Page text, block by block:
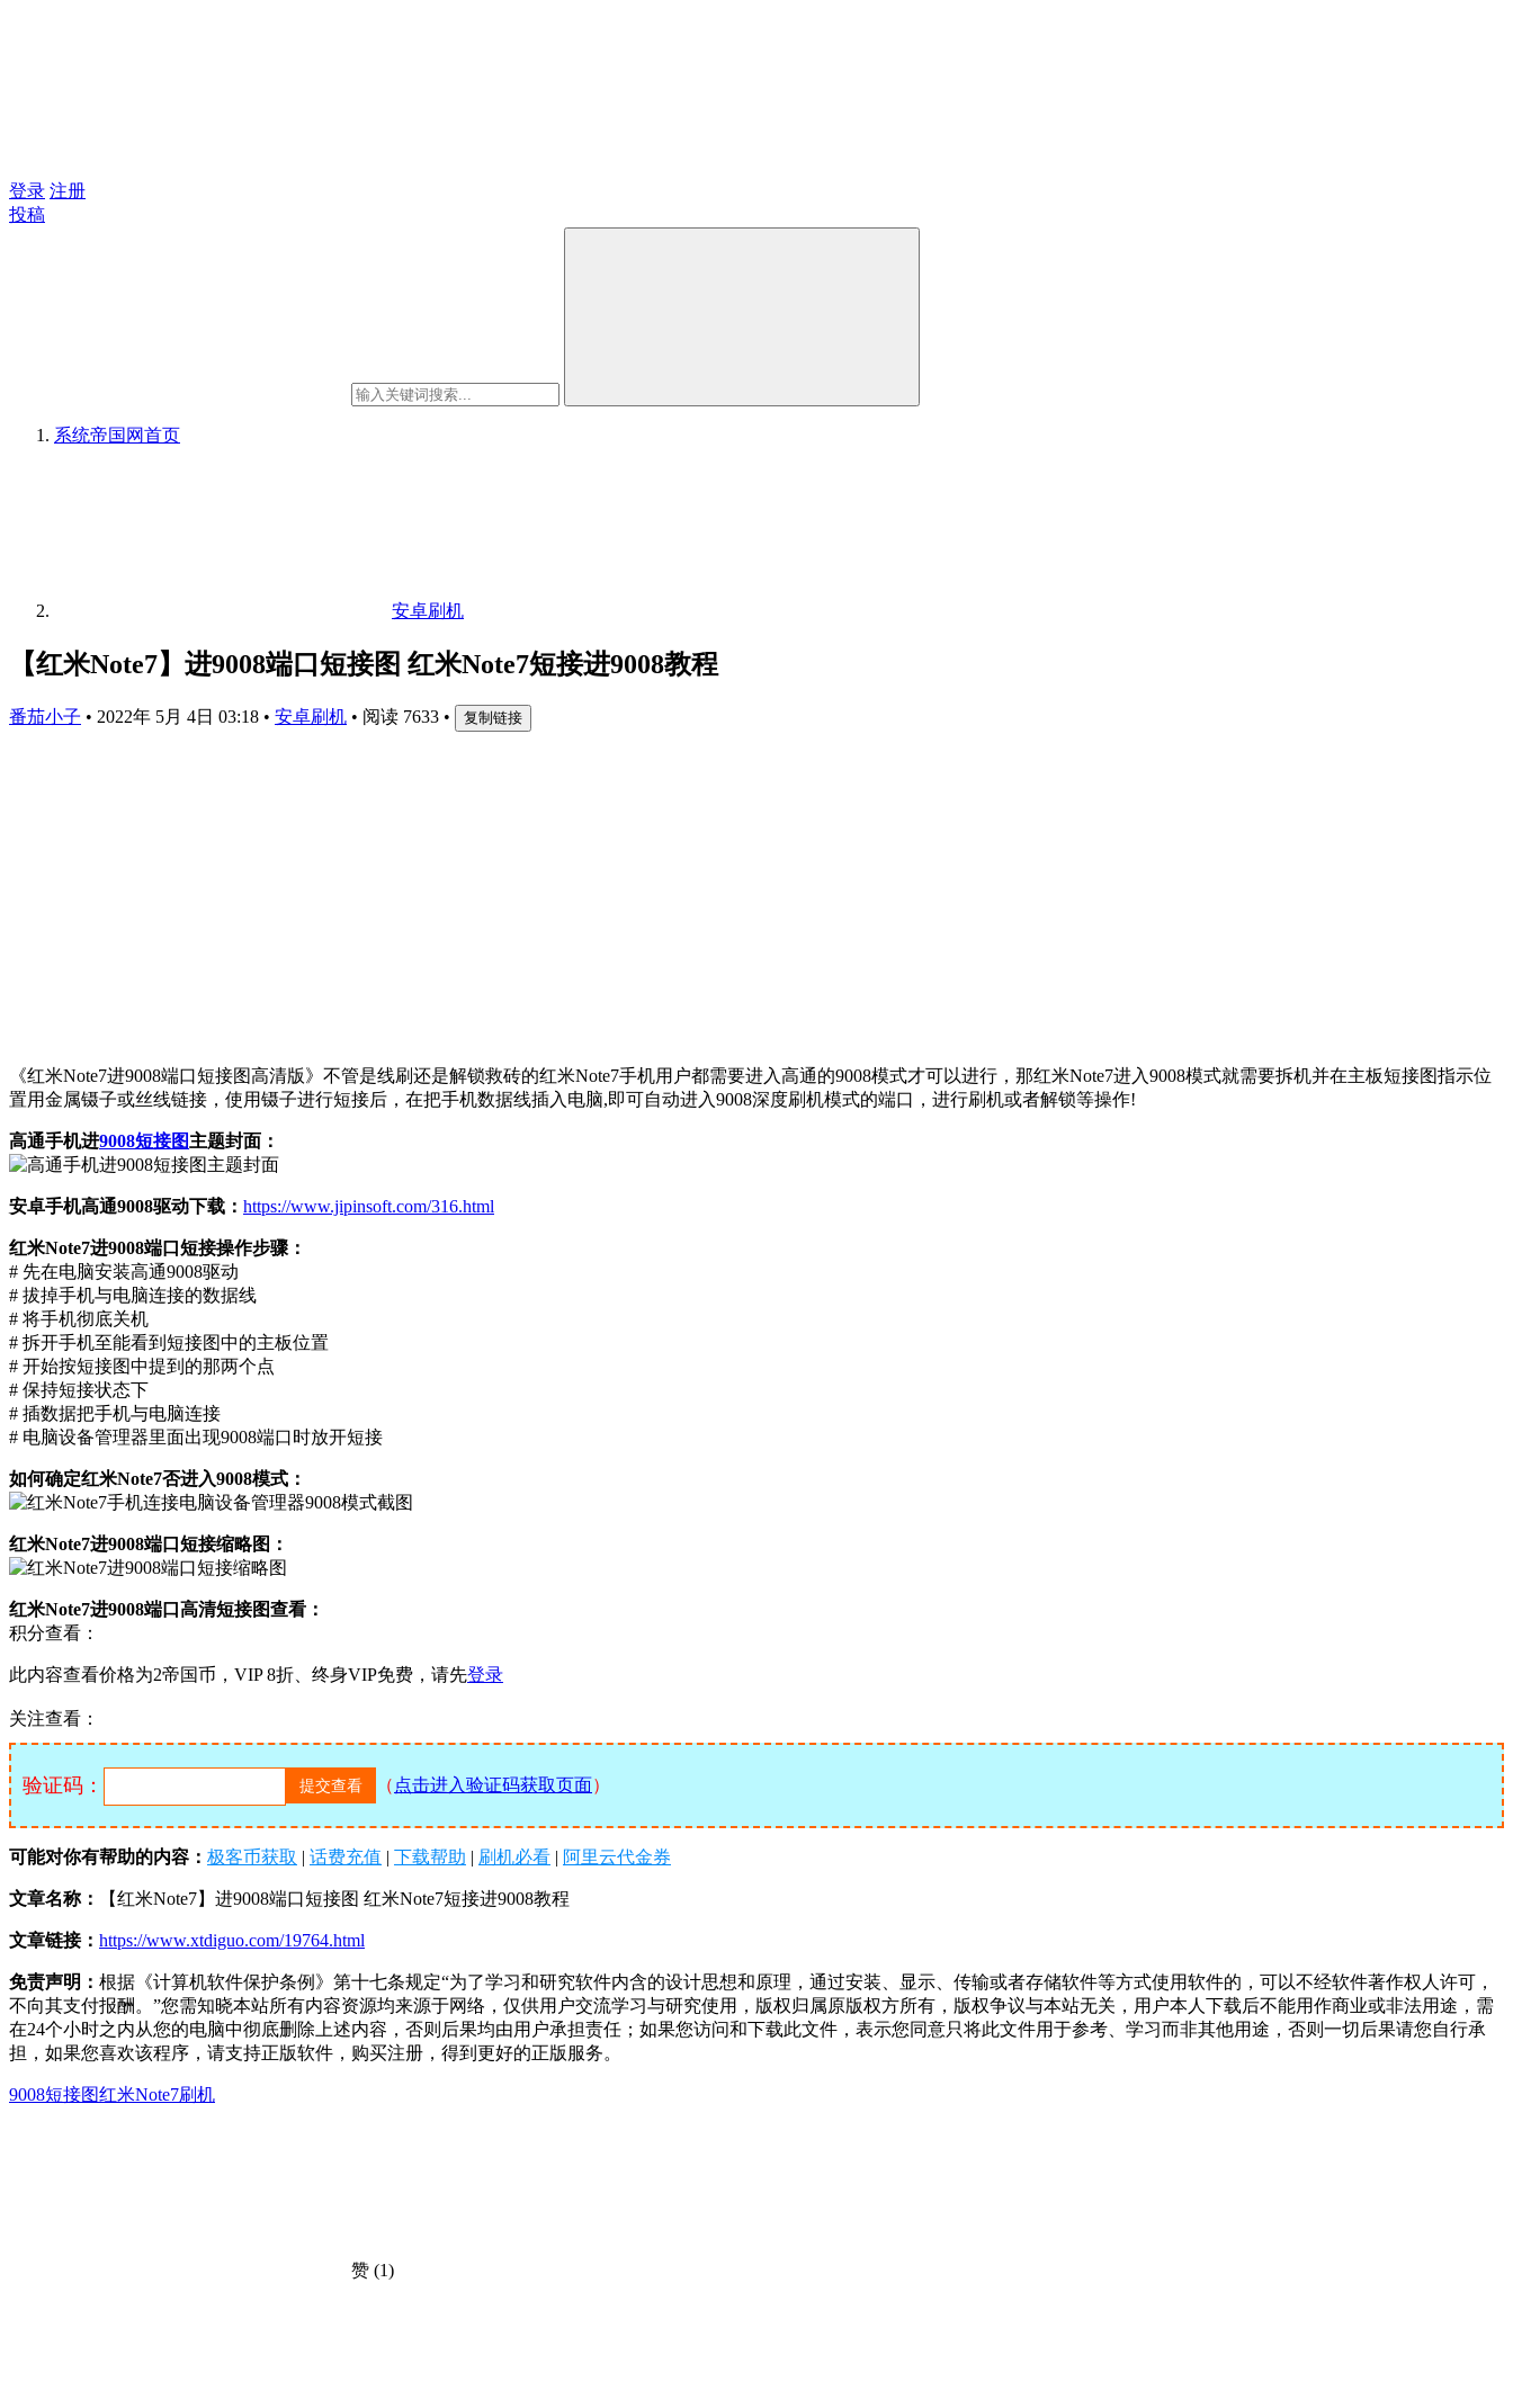
登录 注册
投稿
系统帝国网首页
安卓刷机
【红米Note7】进9008端口短接图 红米Note7短接进9008教程
番茄小子 • 2022年 5月 4日 03:18 • 安卓刷机 • 阅读 7633 • 复制链接
《红米Note7进9008端口短接图高清版》不管是线刷还是解锁救砖的红米Note7手机用户都需要进入高通的9008模式才可以进行，那红米Note7进入9008模式就需要拆机并在主板短接图指示位
置用金属镊子或丝线链接，使用镊子进行短接后，在把手机数据线插入电脑,即可自动进入9008深度刷机模式的端口，进行刷机或者解锁等操作!
高通手机进9008短接图主题封面：
安卓手机高通9008驱动下载： https://www.jipinsoft.com/316.html
红米Note7进9008端口短接操作步骤：
# 先在电脑安装高通9008驱动
# 拔掉手机与电脑连接的数据线
# 将手机彻底关机
# 拆开手机至能看到短接图中的主板位置
# 开始按短接图中提到的那两个点
# 保持短接状态下
# 插数据把手机与电脑连接
# 电脑设备管理器里面出现9008端口时放开短接
如何确定红米Note7否进入9008模式：
红米Note7进9008端口短接缩略图：
红米Note7进9008端口高清短接图查看：
积分查看：
此内容查看价格为2帝国币，VIP 8折、终身VIP免费，请先登录
关注查看：
验证码： （ 点击进入验证码获取页面）
可能对你有帮助的内容： 极客币获取 | 话费充值 | 下载帮助 | 刷机必看 | 阿里云代金券
文章名称： 【红米Note7】进9008端口短接图 红米Note7短接进9008教程
文章链接： https://www.xtdiguo.com/19764.html
免责声明： 根据《计算机软件保护条例》第十七条规定“为了学习和研究软件内含的设计思想和原理，通过安装、显示、传输或者存储软件等方式使用软件的，可以不经软件著作权人许可，
不向其支付报酬。”您需知晓本站所有内容资源均来源于网络，仅供用户交流学习与研究使用，版权归属原版权方所有，版权争议与本站无关，用户本人下载后不能用作商业或非法用途，需
在24个小时之内从您的电脑中彻底删除上述内容，否则后果均由用户承担责任；如果您访问和下载此文件，表示您同意只将此文件用于参考、学习而非其他用途，否则一切后果请您自行承
担，如果您喜欢该程序，请支持正版软件，购买注册，得到更好的正版服务。
9008短接图红米Note7刷机
赞 (1)